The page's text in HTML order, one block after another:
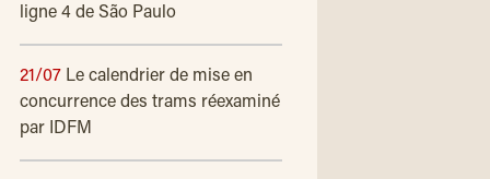
ligne 4 de São Paulo
21/07 Le calendrier de mise en
concurrence des trams réexaminé
par IDFM